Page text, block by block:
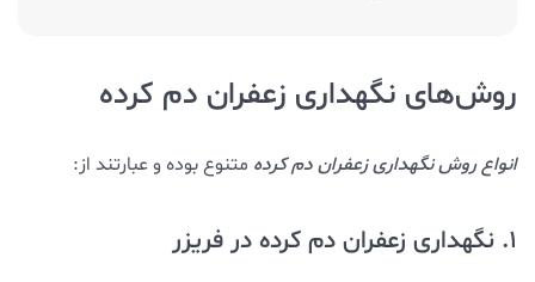
روش‌های نگهداری زعفران دم کرده
انواع روش نگهداری زعفران دم کرده متنوع بوده و عبارتند از:
1. نگهداری زعفران دم کرده در فریزر